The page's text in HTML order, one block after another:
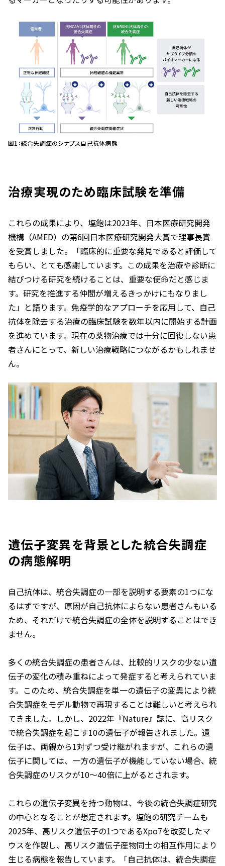
図1：統合失調症のシナプス自己抗体病態
治療実現のため臨床試験を準備
これらの成果により、塩飽は2023年、日本医療研究開発
機構（AMED）の第6回日本医療研究開発大賞で理事長賞
を受賞しました。「臨床的に重要な発見であると評価して
もらい、とても感謝しています。この成果を治療や診断に
結びつける研究を続けることは、重要な使命だと感じま
す。研究を推進する仲間が増えるきっかけにもなりまし
た」と語ります。免疫学的なアプローチを応用して、自己
抗体を除去する治療の臨床試験を数年以内に開始する計画
を進めています。現在の薬物治療では十分に回復しない患
者さんにとって、新しい治療戦略につながるかもしれませ
ん。
遺伝子変異を背景とした統合失調症
の病態解明
自己抗体は、統合失調症の一部を説明する要素の1つにな
るはずですが、原因が自己抗体によらない患者さんもいる
ため、それだけで統合失調症の全体を説明することはでき
ません。
多くの統合失調症の患者さんは、比較的リスクの少ない遺
伝子の変化の積み重ねによって発症すると考えられていま
す。このため、統合失調症を単一の遺伝子の変異により統
合失調症をモデル動物で再現することは難しいと考えられ
てきました。しかし、2022年『Nature』誌に、高リスク
で統合失調症を起こす10の遺伝子が報告されました。遺
伝子は、両親から1対ずつ受け継がれますが、これらの遺
伝子に関しては、一方の遺伝子が機能していない場合、統
合失調症のリスクが10～40倍に上がるとされます。
これらの遺伝子変異を持つ動物は、今後の統合失調症研究
の中心となることが想定されます。塩飽の研究チームも
2025年、高リスク遺伝子の1つであるXpo7を改変したマ
ウスを作製し、高リスク遺伝子産物同士の相互作用により
生じる病態を報告しています。「自己抗体は、統合失調症